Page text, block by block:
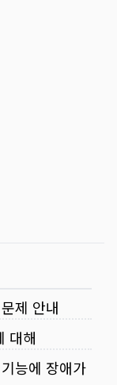
제 안내
대해
능에 장애가